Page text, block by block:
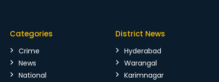
Categories
Crime
News
National
District News
Hyderabad
Warangal
Karimnagar